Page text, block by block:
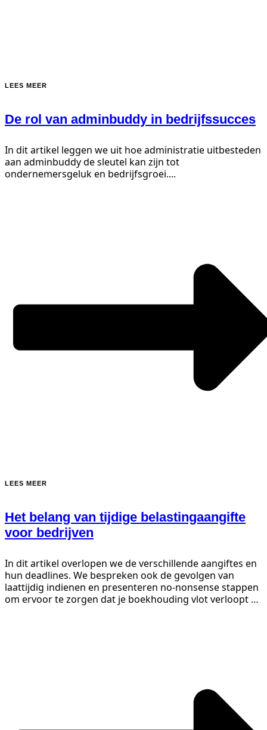
LEES MEER
De rol van adminbuddy in bedrijfssucces
In dit artikel leggen we uit hoe administratie uitbesteden
aan adminbuddy de sleutel kan zijn tot
ondernemersgeluk en bedrijfsgroei....
LEES MEER
Het belang van tijdige belasting­aangifte
voor bedrijven
In dit artikel overlopen we de verschillende aangiftes en
hun deadlines. We bespreken ook de gevolgen van
laattijdig indienen en presenteren no-nonsense stappen
om ervoor te zorgen dat je boekhouding vlot verloopt en